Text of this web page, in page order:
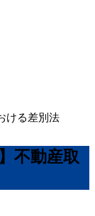
ける差別法
不動産取